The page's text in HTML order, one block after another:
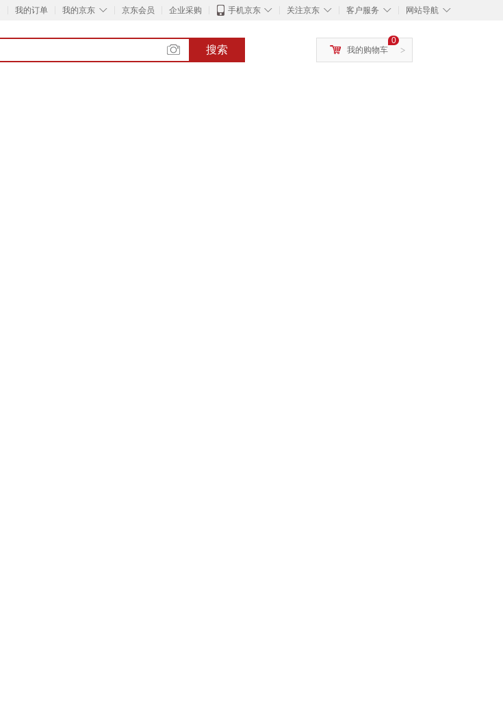
我的订单 ◇
我的京东 京东会员 企业采购 ◇
手机京东 ◇
关注京东 ◇
客户服务 ◇
网站导航
搜索 >
0
我的购物车